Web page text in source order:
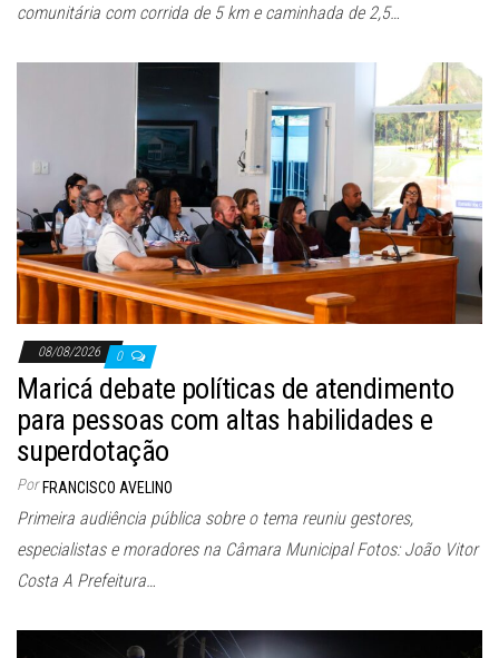
comunitária com corrida de 5 km e caminhada de 2,5…
08/08/2026 0
Maricá debate políticas de atendimento
para pessoas com altas habilidades e
superdotação
Por FRANCISCO AVELINO
Primeira audiência pública sobre o tema reuniu gestores,
especialistas e moradores na Câmara Municipal Fotos: João Vitor
Costa A Prefeitura…